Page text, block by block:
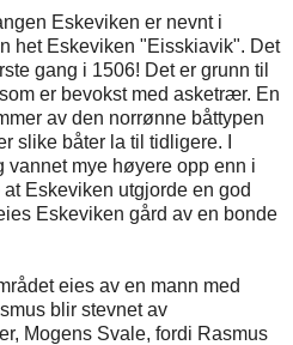
Eskeviken er nevnt i
het Eskeviken "Eisskiavik". Det
gang i 1506! Det er grunn til
er bevokst med asketrær. En
av den norrønne båttypen
slike båter la til tidligere. I
vannet mye høyere opp enn i
Eskeviken utgjorde en god
Eskeviken gård av en bonde
eies av en mann med
blir stevnet av
Mogens Svale, fordi Rasmus